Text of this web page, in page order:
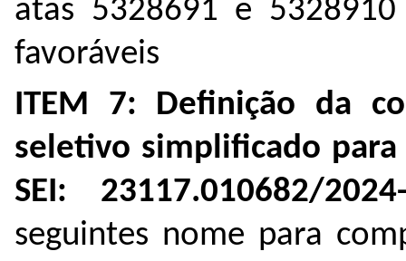
atas 5328691 e 5328910
favoráveis
ITEM 7:
Definição da
seletivo simplificado
SEI: 23117.010682/
seguintes nome para